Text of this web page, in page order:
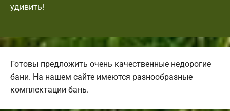
удивить!
Готовы предложить очень качественные недорогие
бани. На нашем сайте имеются разнообразные
комплектации бань.